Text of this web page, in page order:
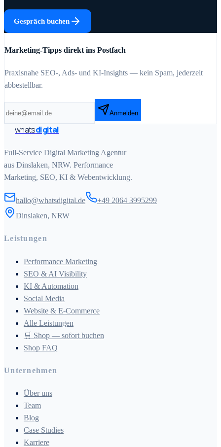
Gespräch buchen
Marketing-Tipps direkt ins Postfach
Praxisnahe SEO-, Ads- und KI-Insights — kein Spam, jederzeit
abbestellbar.
Anmelden
whatsdigital
Full-Service Digital Marketing Agentur
aus Dinslaken, NRW. Performance
Marketing, SEO, KI & Webentwicklung.
hallo@whatsdigital.de
+49 2064 3995299
Dinslaken, NRW
Leistungen
Performance Marketing
SEO & AI Visibility
KI & Automation
Social Media
Website & E-Commerce
Alle Leistungen
🛒 Shop — sofort buchen
Shop FAQ
Unternehmen
Über uns
Team
Blog
Case Studies
Karriere